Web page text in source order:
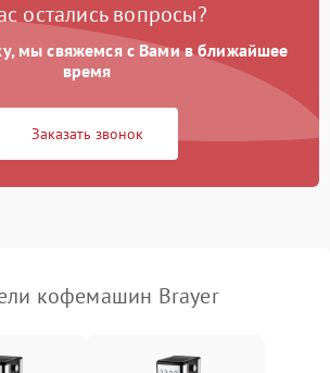
остались вопросы?
мы свяжемся с Вами в ближайшее
время
Заказать звонок
кофемашин Brayer